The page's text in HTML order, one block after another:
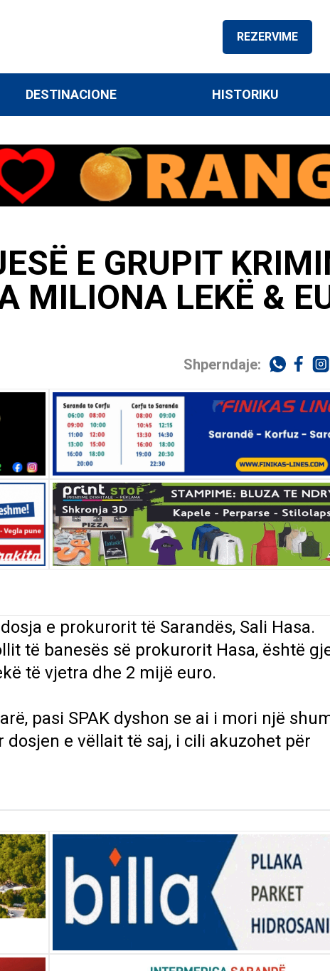
REZERVIME
DESTINACIONE HISTORIKU
E GRUPIT
MILIONA LEKË &
Shperndaje:
e prokurorit të Sarandës, Sali Hasa.
të banesës së prokurorit Hasa, është
të vjetra dhe 2 mijë euro.
pasi SPAK dyshon se ai i mori një
e vëllait të saj, i cili akuzohet për